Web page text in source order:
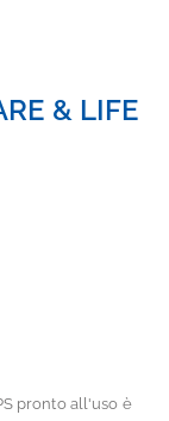
& LIFE
pronto all'uso è